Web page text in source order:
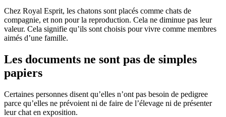
Chez Royal Esprit, les chatons sont placés comme chats de
compagnie, et non pour la reproduction. Cela ne diminue pas leur
valeur. Cela signifie qu’ils sont choisis pour vivre comme membres
aimés d’une famille.
Les documents ne sont pas de simples
papiers
Certaines personnes disent qu’elles n’ont pas besoin de pedigree
parce qu’elles ne prévoient ni de faire de l’élevage ni de présenter
leur chat en exposition.